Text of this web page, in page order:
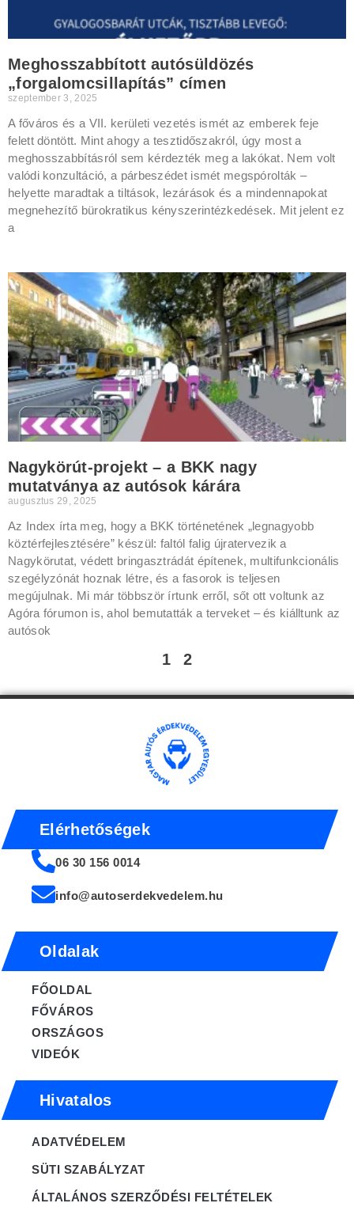
Meghosszabbított autósüldözés
„forgalomcsillapítás” címen
szeptember 3, 2025
A főváros és a VII. kerületi vezetés ismét az emberek feje
felett döntött. Mint ahogy a tesztidőszakról, úgy most a
meghosszabbításról sem kérdezték meg a lakókat. Nem volt
valódi konzultáció, a párbeszédet ismét megspórolták –
helyette maradtak a tiltások, lezárások és a mindennapokat
megnehezítő bürokratikus kényszerintézkedések. Mit jelent ez
a
Nagykörút-projekt – a BKK nagy
mutatványa az autósok kárára
augusztus 29, 2025
Az Index írta meg, hogy a BKK történetének „legnagyobb
köztérfejlesztésére” készül: faltól falig újratervezik a
Nagykörutat, védett bringasztrádát építenek, multifunkcionális
szegélyzónát hoznak létre, és a fasorok is teljesen
megújulnak. Mi már többször írtunk erről, sőt ott voltunk az
Agóra fórumon is, ahol bemutatták a terveket – és kiálltunk az
autósok
1 2
Elérhetőségek
06 30 156 0014
info@autoserdekvedelem.hu
FŐOLDAL
FŐVÁROS
ORSZÁGOS
VIDEÓK
Oldalak
ADATVÉDELEM
SÜTI SZABÁLYZAT
ÁLTALÁNOS SZERZŐDÉSI FELTÉTELEK
Hivatalos